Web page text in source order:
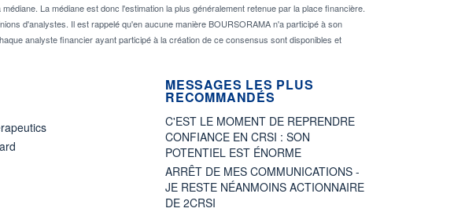
La médiane est donc l'estimation la plus généralement retenue par la place financière.
d'analystes. Il est rappelé qu'en aucune manière BOURSORAMA n'a participé à son
analyste financier ayant participé à la création de ce consensus sont disponibles et
MESSAGES LES PLUS
RECOMMANDÉS
C'EST LE MOMENT DE REPRENDRE
CONFIANCE EN CRSI : SON
POTENTIEL EST ÉNORME
ARRÊT DE MES COMMUNICATIONS -
JE RESTE NÉANMOINS ACTIONNAIRE
DE 2CRSI